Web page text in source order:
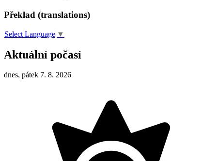
Překlad (translations)
Select Language ▼
Aktuální počasí
dnes, pátek 7. 8. 2026